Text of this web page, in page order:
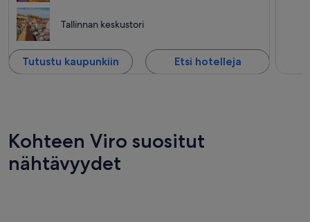
Tallinnan keskustori
Tutustu kaupunkiin Etsi hotelleja
Kohteen Viro suositut
nähtävyydet